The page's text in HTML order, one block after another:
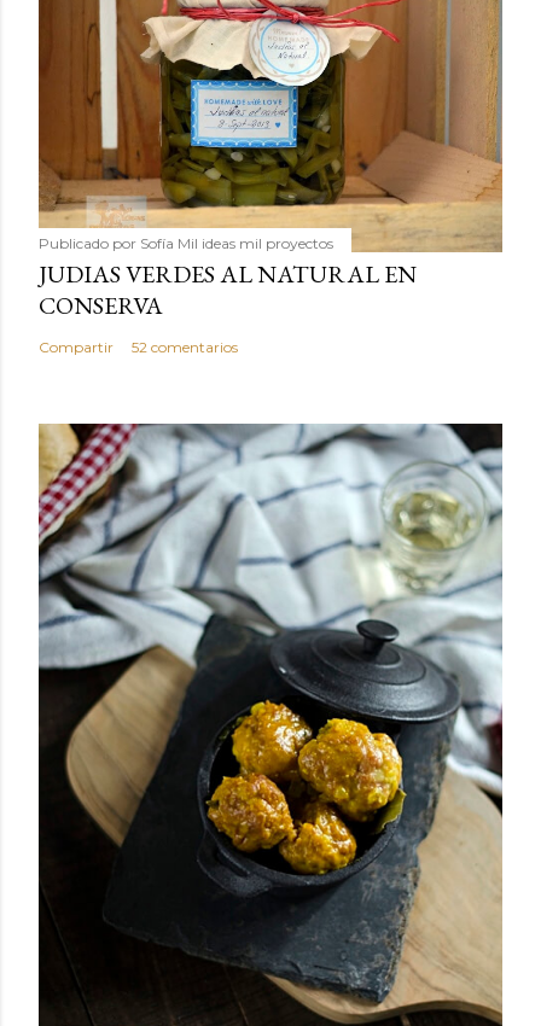
Publicado por Sofía Mil ideas mil proyectos
JUDIAS VERDES AL NATURAL EN
CONSERVA
Compartir 52 comentarios